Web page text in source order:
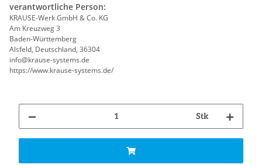
verantwortliche Person:
KRAUSE-Werk GmbH & Co. KG
Am Kreuzweg 3
Baden-Württemberg
Alsfeld, Deutschland, 36304
info@krause-systems.de
https://www.krause-systems.de/
Stk